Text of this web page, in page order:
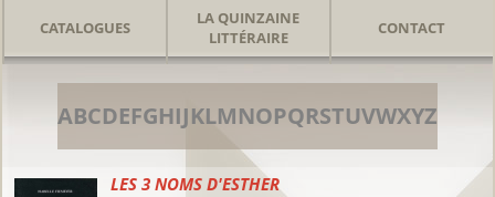
CATALOGUES
LA QUINZAINE
LITTÉRAIRE
CONTACT
ABCDEFGHIJKLMNOPQRSTUVWXYZ
LES 3 NOMS D'ESTHER